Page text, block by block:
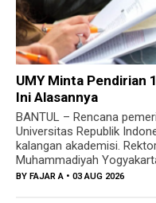
UMY Minta Pendirian
Ini Alasannya
BANTUL – Rencana
Universitas Republik
kalangan akademisi.
Muhammadiyah
BY FAJAR A • 03 AUG 2026